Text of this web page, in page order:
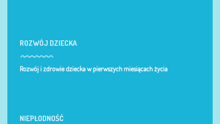
ROZWÓJ DZIECKA
Rozwój i zdrowie dziecka w pierwszych miesiącach życia
NIEPŁODNOŚĆ